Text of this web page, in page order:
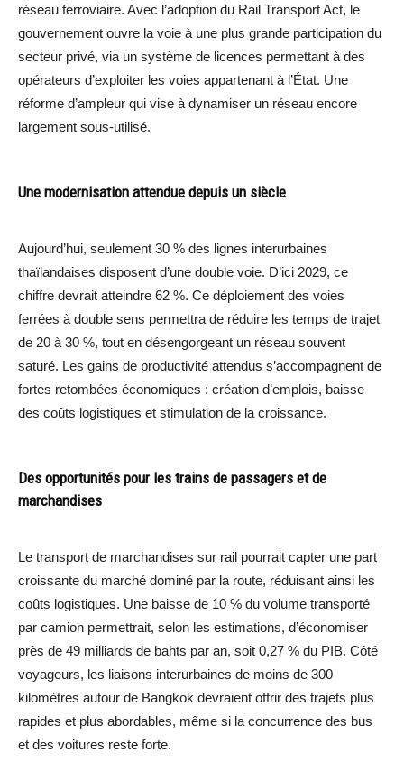
réseau ferroviaire. Avec l’adoption du Rail Transport Act, le
gouvernement ouvre la voie à une plus grande participation du
secteur privé, via un système de licences permettant à des
opérateurs d’exploiter les voies appartenant à l’État. Une
réforme d’ampleur qui vise à dynamiser un réseau encore
largement sous-utilisé.
Une modernisation attendue depuis un siècle
Aujourd’hui, seulement 30 % des lignes interurbaines
thaïlandaises disposent d’une double voie. D’ici 2029, ce
chiffre devrait atteindre 62 %. Ce déploiement des voies
ferrées à double sens permettra de réduire les temps de trajet
de 20 à 30 %, tout en désengorgeant un réseau souvent
saturé. Les gains de productivité attendus s’accompagnent de
fortes retombées économiques : création d’emplois, baisse
des coûts logistiques et stimulation de la croissance.
Des opportunités pour les trains de passagers et de
marchandises
Le transport de marchandises sur rail pourrait capter une part
croissante du marché dominé par la route, réduisant ainsi les
coûts logistiques. Une baisse de 10 % du volume transporté
par camion permettrait, selon les estimations, d’économiser
près de 49 milliards de bahts par an, soit 0,27 % du PIB. Côté
voyageurs, les liaisons interurbaines de moins de 300
kilomètres autour de Bangkok devraient offrir des trajets plus
rapides et plus abordables, même si la concurrence des bus
et des voitures reste forte.